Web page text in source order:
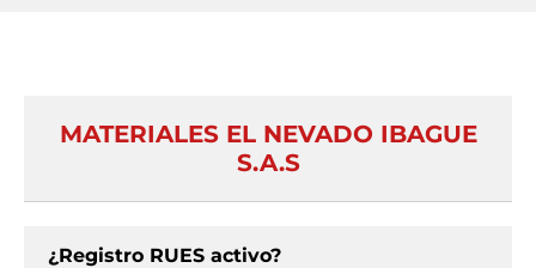
MATERIALES EL NEVADO IBAGUE
S.A.S
¿Registro RUES activo?